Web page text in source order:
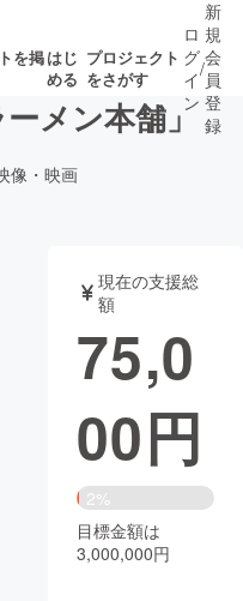
を掲はじ
める
プロジェクト
をさがす
ゲーム・サ
チャレンジ
ロ
グ
イ
ン
/
新
規
会
員
登
録
メン本舗」
像・映画
現在の支援総
額
75,0
00円
2%
目標金額は
3,000,000円